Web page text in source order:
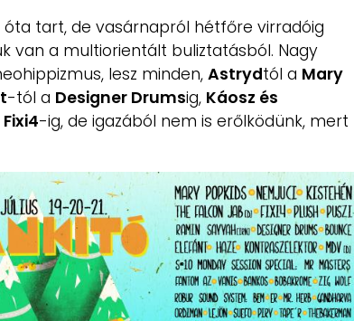
tart, de vasárnapról hétfőre virradóig
van a multiorientált buliztatásból. Nagy
lesz minden, Astrydtól a Mary
-tól a Designer Drumsig, Káosz és
Fixi4-ig, de igazából nem is erőlködünk, mert